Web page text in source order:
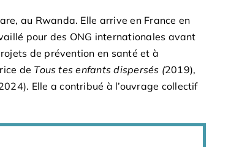
au Rwanda. Elle arrive en France en
pour des ONG internationales avant
de prévention en santé et à
de Tous tes enfants dispersés (2019),
Elle a contribué à l’ouvrage collectif